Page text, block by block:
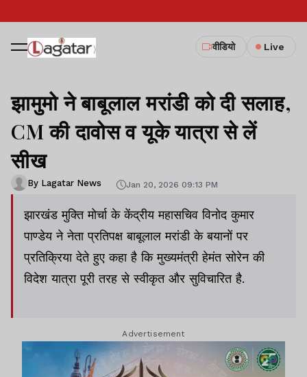
वीडियो Live
झामुमो ने बाबूलाल मरांडी को दी सलाह,
CM की दावोस व यूके यात्रा से लें
सीख
By Lagatar News Jan 20, 2026 09:13 PM
झारखंड मुक्ति मोर्चा के केंद्रीय महासचिव विनोद कुमार
पाण्डेय ने नेता प्रतिपक्ष बाबूलाल मरांडी के बयानों पर
प्रतिक्रिया देते हुए कहा है कि मुख्यमंत्री हेमंत सोरेन की
विदेश यात्रा पूरी तरह से स्वीकृत और सुविचारित है.
Advertisement